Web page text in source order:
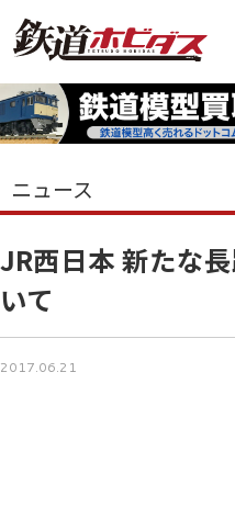
ニュース
JR西日本 新たな
いて
2017.06.21